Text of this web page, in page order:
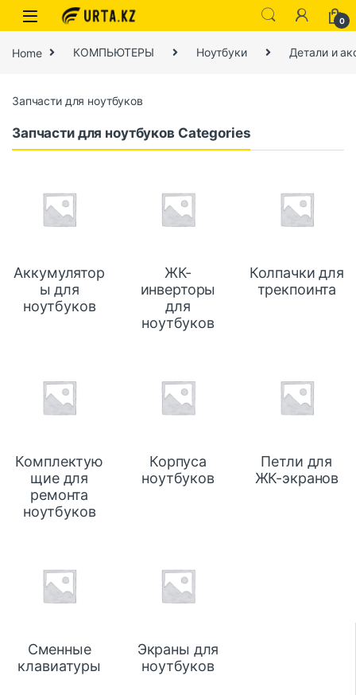
0
Home КОМПЬЮТЕРЫ Ноутбуки Детали и
Запчасти для ноутбуков
Запчасти для ноутбуков Categories
Аккумулятор
ы для
ноутбуков
ЖК-
инверторы
для
ноутбуков
Колпачки для
трекпоинта
Комплектую
щие для
ремонта
ноутбуков
Корпуса
ноутбуков
Петли для
ЖК-экранов
Сменные
клавиатуры
Экраны для
ноутбуков